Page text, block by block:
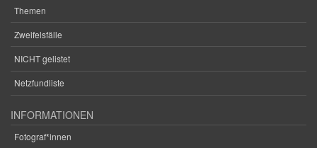
Themen
Zweifelsfälle
NICHT gelistet
Netzfundliste
INFORMATIONEN
Fotograf*innen